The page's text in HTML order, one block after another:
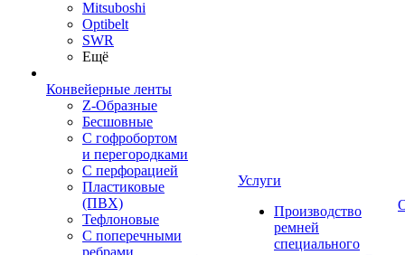
Mitsuboshi
Optibelt
SWR
Ещё
Конвейерные ленты
Z-Образные
Бесшовные
С гофробортом
и перегородками
С перфорацией
Пластиковые
(ПВХ)
Тефлоновые
С поперечными
ребрами
Услуги
Производство
ремней
специального